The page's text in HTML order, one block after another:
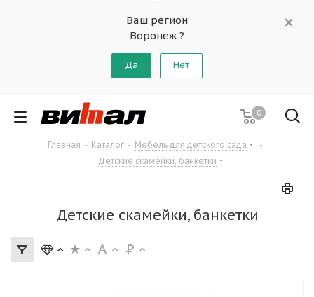
Ваш регион
Воронеж ?
Да Нет
0
Главная - Каталог - Мебель для детского сада
-
Детские скамейки, банкетки
Детские скамейки, банкетки